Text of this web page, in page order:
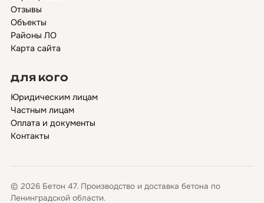
Отзывы
Объекты
Районы ЛО
Карта сайта
ДЛЯ КОГО
Юридическим лицам
Частным лицам
Оплата и документы
Контакты
© 2026 Бетон 47. Производство и доставка бетона по
Ленинградской области.